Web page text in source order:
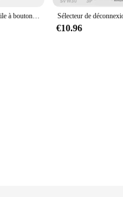
Kit d'interrupteur tactile à bouton-poussoir, micro-interrupteur, interrupteur à clé, DIP 4P, 4.3, 5 ~ 13mm, 6x6, 10 modèles
€10.96